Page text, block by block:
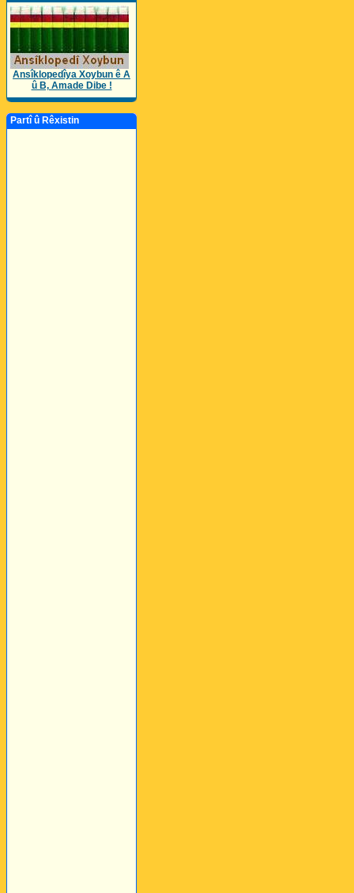
Ansîklopedîya Xoybun ê A
û B, Amade Dibe !
Partî û Rêxistin